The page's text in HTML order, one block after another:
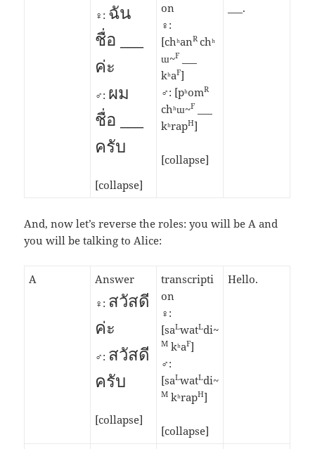
♀: ฉัน
ชื่อ ___
ค่ะ
♂: ผม
ชื่อ ___
ครับ
[collapse]
on
♀:
[chʰanRchʰ
ɯ~F
kʰaF]
♂: [pʰomR
chʰɯ~F
kʰrapH]
[collapse]
___.
And, now let’s reverse the roles: you will be A and
you will be talking to Alice:
A
Answer
♀: สวัสดี
ค่ะ
♂: สวัสดี
ครับ
[collapse]
transcripti
on
♀:
[saLwatLdi~
M kʰaF]
♂:
[saLwatLdi~
M kʰrapH]
[collapse]
Hello.